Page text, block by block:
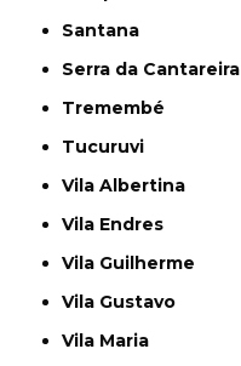
Santana
Serra da Cantareira
Tremembé
Tucuruvi
Vila Albertina
Vila Endres
Vila Guilherme
Vila Gustavo
Vila Maria